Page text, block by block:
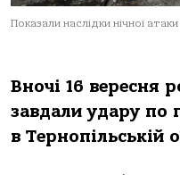
Показали наслідки нічної
Вночі 16 вересня
зaвдaли удaру пo
в Тернoпільській